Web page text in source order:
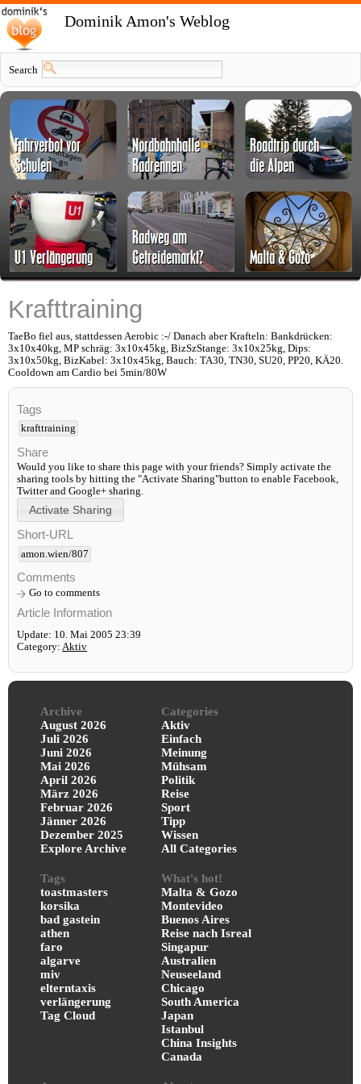
Dominik Amon's Weblog
Search
Krafttraining
TaeBo fiel aus, stattdessen Aerobic :-/ Danach aber Krafteln: Bankdrücken:
3x10x40kg, MP schräg: 3x10x45kg, BizSzStange: 3x10x25kg, Dips:
3x10x50kg, BizKabel: 3x10x45kg, Bauch: TA30, TN30, SU20, PP20, KÄ20.
Cooldown am Cardio bei 5min/80W
Tags
krafttraining
Share
Would you like to share this page with your friends? Simply activate the
sharing tools by hitting the "Activate Sharing"button to enable Facebook,
Twitter and Google+ sharing.
Short-URL
amon.wien/807
Comments
Go to comments
Article Information
Update: 10. Mai 2005 23:39
Category: Aktiv
Archive
August 2026
Juli 2026
Juni 2026
Mai 2026
April 2026
März 2026
Februar 2026
Jänner 2026
Dezember 2025
Explore Archive
Categories
Aktiv
Einfach
Meinung
Mühsam
Politik
Reise
Sport
Tipp
Wissen
All Categories
Tags
toastmasters
korsika
bad gastein
athen
faro
algarve
miv
elterntaxis
verlängerung
Tag Cloud
What's hot!
Malta & Gozo
Montevideo
Buenos Aires
Reise nach Isreal
Singapur
Australien
Neuseeland
Chicago
South America
Japan
Istanbul
China Insights
Canada